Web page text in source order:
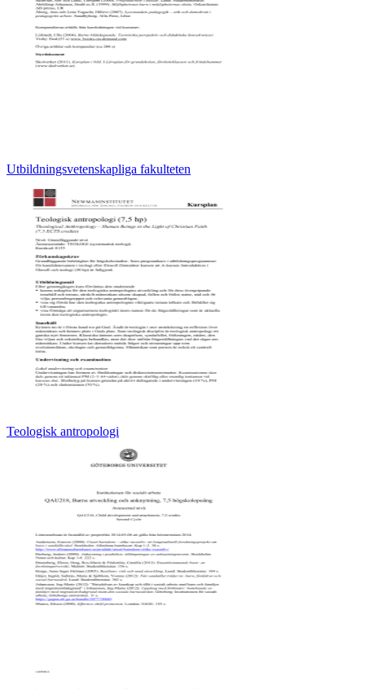
Utbildningsvetenskapliga fakulteten
Teologisk antropologi